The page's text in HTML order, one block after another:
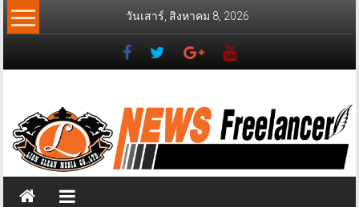
Skip
to
วันเสาร์, สิงหาคม 8, 2026
News
Freelancer
วส์
ฟรี